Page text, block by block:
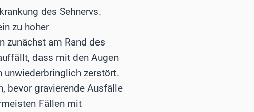
des Sehnervs.
zu hoher
zunächst am Rand des
dass mit den Augen
unwiederbringlich zerstört.
bevor gravierende Ausfälle
Fällen mit